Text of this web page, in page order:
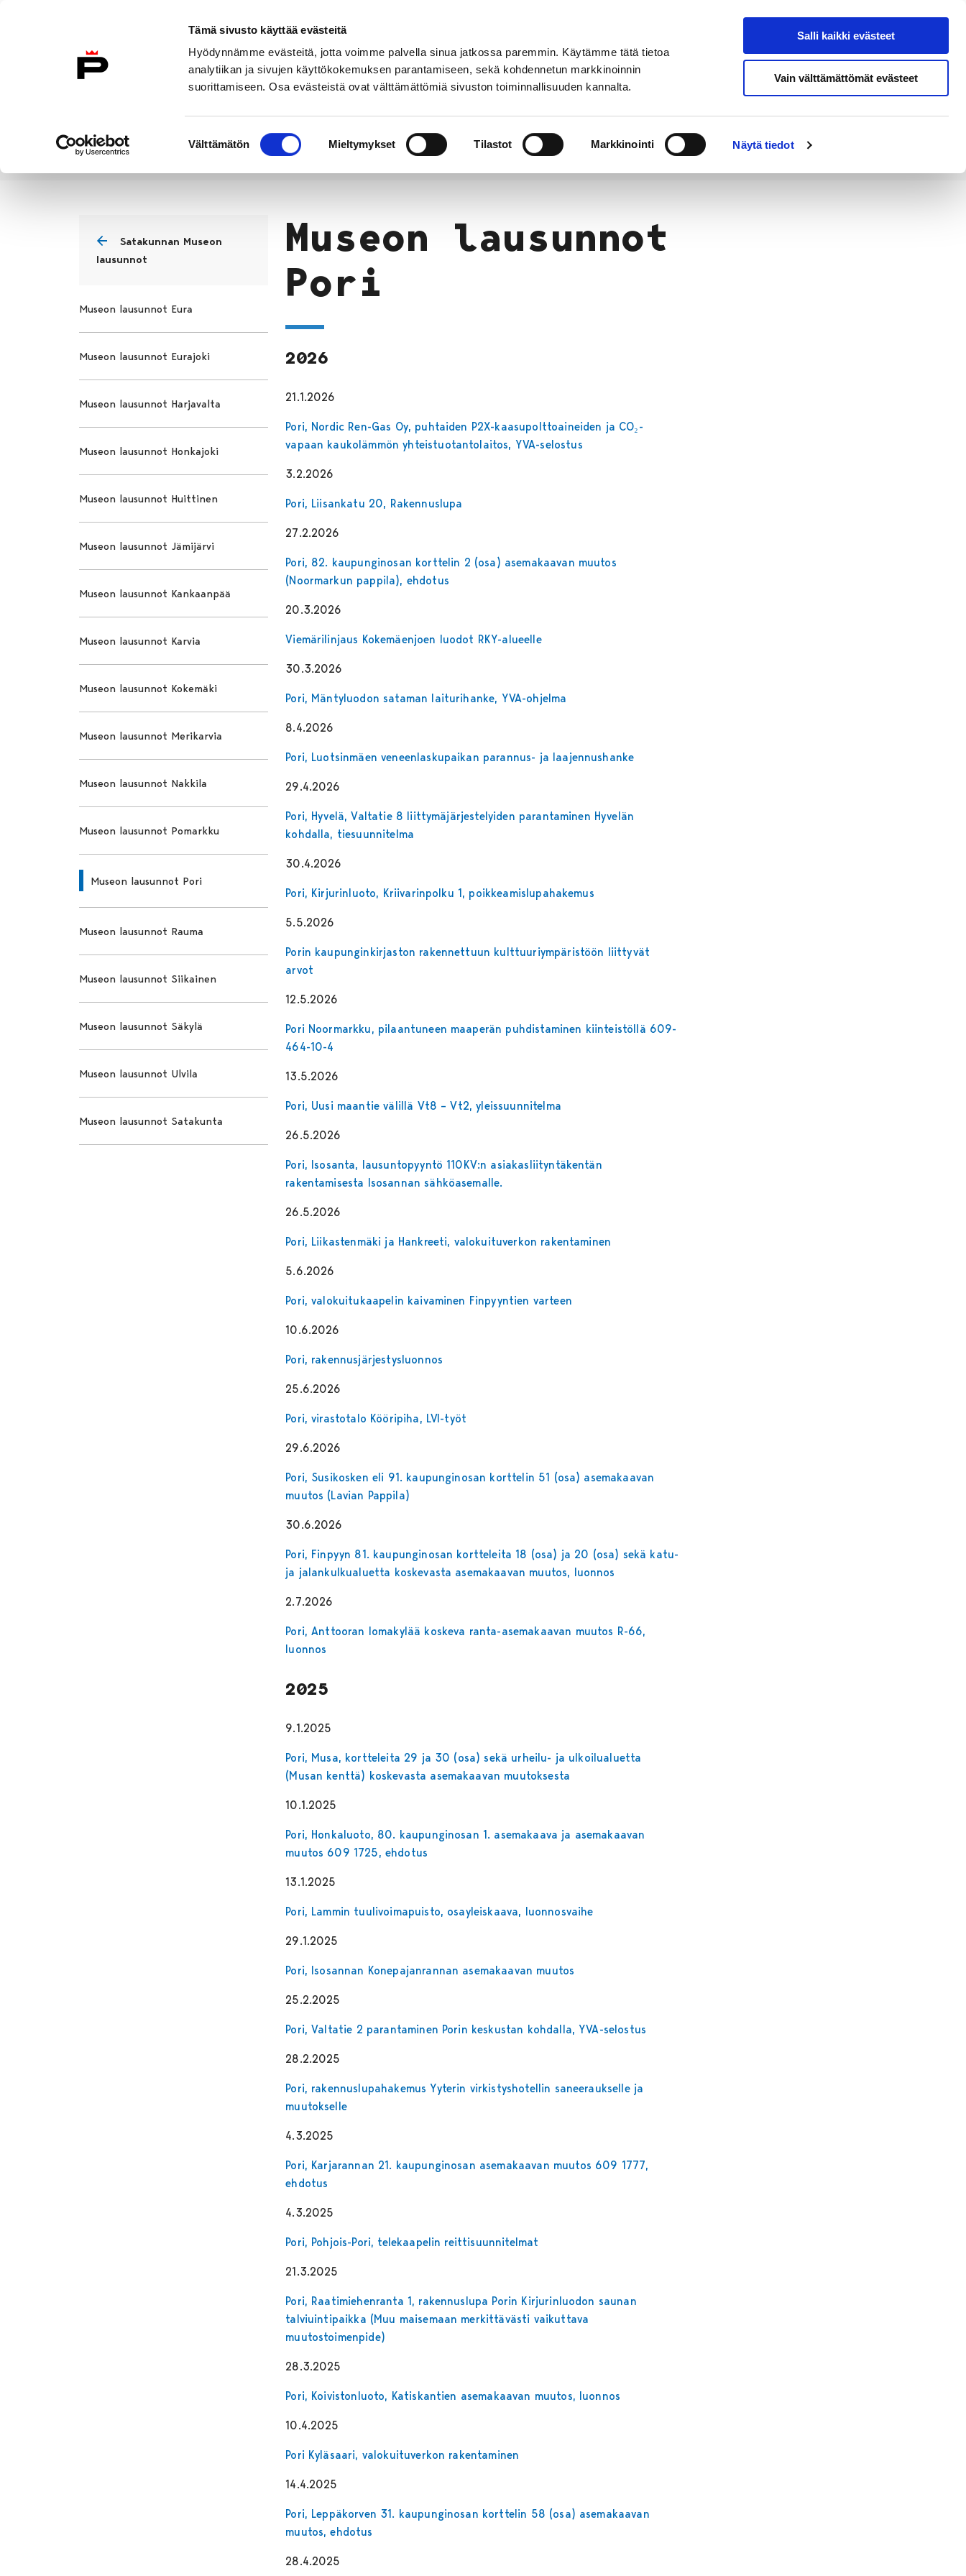
Tämä sivusto käyttää evästeitä
Hyödynnämme evästeitä, jotta voimme palvella sinua jatkossa paremmin. Käytämme tätä tietoa
analytiikan ja sivujen käyttökokemuksen parantamiseen, sekä kohdennetun markkinoinnin
suorittamiseen. Osa evästeistä ovat välttämättömiä sivuston toiminnallisuuden kannalta.
valinta
Välttämätön Mieltymykset Tilastot Markkinointi Näytä tiedot
Salli kaikki evästeet
Vain välttämättömät evästeet
Etusivulle
Hae sivustolta
Etusivu
Satakunnan Museon
lausunnot
Museon lausunnot Eura
Museon lausunnot Eurajoki
Museon lausunnot Harjavalta
Museon lausunnot Honkajoki
Museon lausunnot Huittinen
Museon lausunnot Jämijärvi
Museon lausunnot Kankaanpää
Museon lausunnot Karvia
Museon lausunnot Kokemäki
Museon lausunnot Merikarvia
Museon lausunnot Nakkila
Museon lausunnot Pomarkku
Museon lausunnot Pori
Museon lausunnot Rauma
Museon lausunnot Siikainen
Museon lausunnot Säkylä
Museon lausunnot Ulvila
Museon lausunnot Satakunta
Museon lausunnot
Pori
2026
21.1.2026
Pori, Nordic Ren-Gas Oy, puhtaiden P2X-kaasupolttoaineiden ja CO₂-
vapaan kaukolämmön yhteistuotantolaitos, YVA-selostus
3.2.2026
Pori, Liisankatu 20, Rakennuslupa
27.2.2026
Pori, 82. kaupunginosan korttelin 2 (osa) asemakaavan muutos
(Noormarkun pappila), ehdotus
20.3.2026
Viemärilinjaus Kokemäenjoen luodot RKY-alueelle
30.3.2026
Pori, Mäntyluodon sataman laiturihanke, YVA-ohjelma
8.4.2026
Pori, Luotsinmäen veneenlaskupaikan parannus- ja laajennushanke
29.4.2026
Pori, Hyvelä, Valtatie 8 liittymäjärjestelyiden parantaminen Hyvelän
kohdalla, tiesuunnitelma
30.4.2026
Pori, Kirjurinluoto, Kriivarinpolku 1, poikkeamislupahakemus
5.5.2026
Porin kaupunginkirjaston rakennettuun kulttuuriympäristöön liittyvät
arvot
12.5.2026
Pori Noormarkku, pilaantuneen maaperän puhdistaminen kiinteistöllä 609-
464-10-4
13.5.2026
Pori, Uusi maantie välillä Vt8 – Vt2, yleissuunnitelma
26.5.2026
Pori, Isosanta, lausuntopyyntö 110KV:n asiakasliityntäkentän
rakentamisesta Isosannan sähköasemalle.
26.5.2026
Pori, Liikastenmäki ja Hankreeti, valokuituverkon rakentaminen
5.6.2026
Pori, valokuitukaapelin kaivaminen Finpyyntien varteen
10.6.2026
Pori, rakennusjärjestysluonnos
25.6.2026
Pori, virastotalo Kööripiha, LVI-työt
29.6.2026
Pori, Susikosken eli 91. kaupunginosan korttelin 51 (osa) asemakaavan
muutos (Lavian Pappila)
30.6.2026
Pori, Finpyyn 81. kaupunginosan kortteleita 18 (osa) ja 20 (osa) sekä katu-
ja jalankulkualuetta koskevasta asemakaavan muutos, luonnos
2.7.2026
Pori, Anttooran lomakylää koskeva ranta-asemakaavan muutos R-66,
luonnos
2025
9.1.2025
Pori, Musa, kortteleita 29 ja 30 (osa) sekä urheilu- ja ulkoilualuetta
(Musan kenttä) koskevasta asemakaavan muutoksesta
10.1.2025
Pori, Honkaluoto, 80. kaupunginosan 1. asemakaava ja asemakaavan
muutos 609 1725, ehdotus
13.1.2025
Pori, Lammin tuulivoimapuisto, osayleiskaava, luonnosvaihe
29.1.2025
Pori, Isosannan Konepajanrannan asemakaavan muutos
25.2.2025
Pori, Valtatie 2 parantaminen Porin keskustan kohdalla, YVA-selostus
28.2.2025
Pori, rakennuslupahakemus Yyterin virkistyshotellin saneeraukselle ja
muutokselle
4.3.2025
Pori, Karjarannan 21. kaupunginosan asemakaavan muutos 609 1777,
ehdotus
4.3.2025
Pori, Pohjois-Pori, telekaapelin reittisuunnitelmat
21.3.2025
Pori, Raatimiehenranta 1, rakennuslupa Porin Kirjurinluodon saunan
talviuintipaikka (Muu maisemaan merkittävästi vaikuttava
muutostoimenpide)
28.3.2025
Pori, Koivistonluoto, Katiskantien asemakaavan muutos, luonnos
10.4.2025
Pori Kyläsaari, valokuituverkon rakentaminen
14.4.2025
Pori, Leppäkorven 31. kaupunginosan korttelin 58 (osa) asemakaavan
muutos, ehdotus
28.4.2025